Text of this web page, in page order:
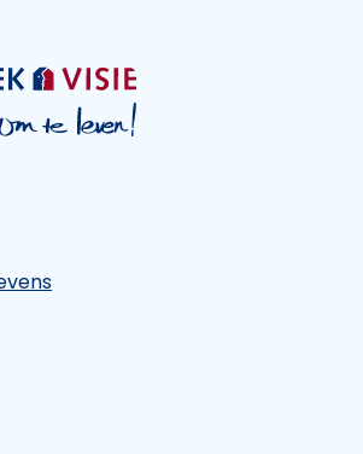
pagina van Hypotheek
LinkedIn pagina van
de Instagram pagina van